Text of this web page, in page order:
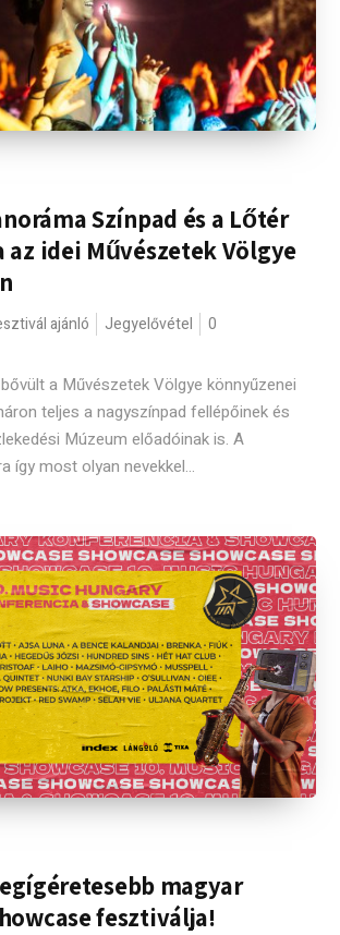
Színpad és a Lőtér
az idei Művészetek Völgye
ajánló Jegyelővétel
0
a Művészetek Völgye könnyűzenei
teljes a nagyszínpad fellépőinek és
Múzeum előadóinak is. A
így most olyan nevekkel...
magyar
fesztiválja!